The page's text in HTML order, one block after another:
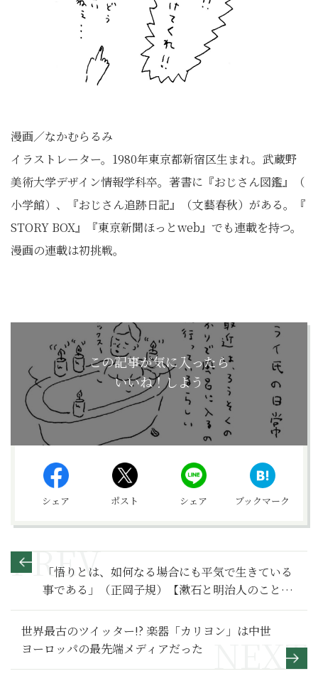
漫画／なかむらるみ
イラストレーター。1980年東京都新宿区生まれ。 武蔵野
美術大学デザイン情報学科卒。著書に『おじさん図鑑』（
小学館）、『おじさん追跡日記』（文藝春秋）がある。『
STORY BOX』『東京新聞ほっとweb』でも連載を持つ。
漫画の連載は初挑戦。
この記事が気に入ったら
いいね！しよう
シェア ポスト シェア ブックマーク
「悟りとは、如何なる場合にも平気で生きている
事である」（正岡子規）【漱石と明治人のことば
83】
世界最古のツイッター!? 楽器「カリヨン」は中世
ヨーロッパの最先端メディアだった